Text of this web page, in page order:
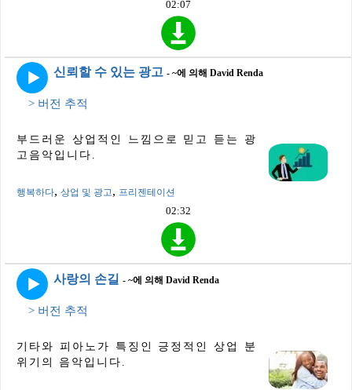
02:07
신뢰할 수 있는 광고 - ~에 의해 David Renda
> 버전 추적
부드러운 상업적인 느낌으로 믿고 듣는 광
고음악입니다.
행복하다, 상업 및 광고, 프리젠테이션
02:32
사랑의 손길 - ~에 의해 David Renda
> 버전 추적
기타와 피아노가 특징인 긍정적인 상업 분
위기의 음악입니다.